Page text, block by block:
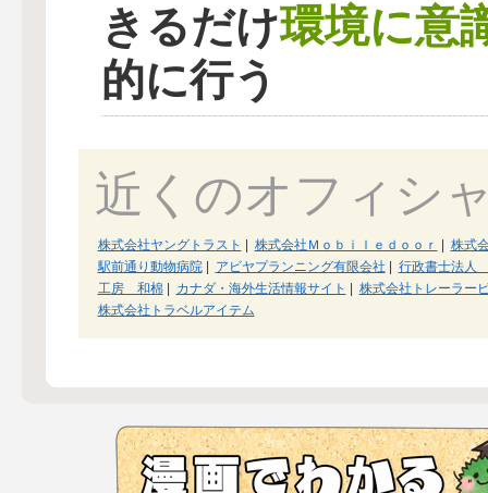
きるだけ環境に意
的に行う
近くのオフィシ
株式会社ヤングトラスト 株式会社Ｍｏｂｉｌｅｄｏｏｒ
株式
駅前通り動物病院| アビヤプランニング有限会社
行政書士法人
工房 和棉| カナダ・海外生活情報サイト
株式会社トレーラー
株式会社トラベルアイテム